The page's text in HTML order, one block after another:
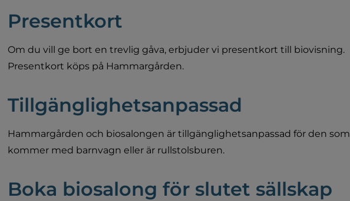
Presentkort
Om du vill ge bort en trevlig gåva, erbjuder vi presentkort till biovisning.
Presentkort köps på Hammargården.
Tillgänglighetsanpassad
Hammargården och biosalongen är tillgänglighetsanpassad för den som
kommer med barnvagn eller är rullstolsburen.
Boka biosalong för slutet sällskap